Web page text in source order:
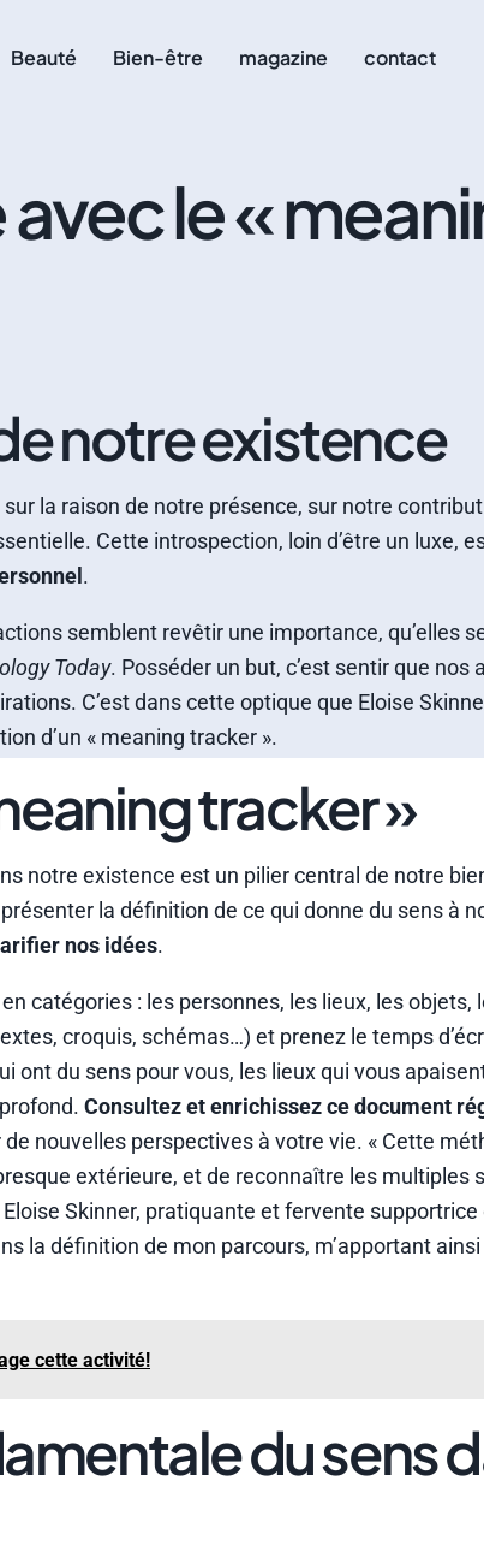
Beauté Bien-être magazine contact
le «
notre existence
la raison de notre présence, sur notre
Cette introspection, loin d’être un luxe,
.
semblent revêtir une importance, qu’elles
Today. Posséder un but, c’est sentir que nos
C’est dans cette optique que Eloise
d’un « meaning tracker ».
tracker »
notre existence est un pilier central de notre
la définition de ce qui donne du sens à
nos idées.
catégories : les personnes, les lieux, les objets,
croquis, schémas…) et prenez le temps
ont du sens pour vous, les lieux qui vous
Consultez et enrichissez ce document
nouvelles perspectives à votre vie. « Cette
extérieure, et de reconnaître les multiples
Skinner, pratiquante et fervente
la définition de mon parcours, m’apportant
cette activité!
du sens